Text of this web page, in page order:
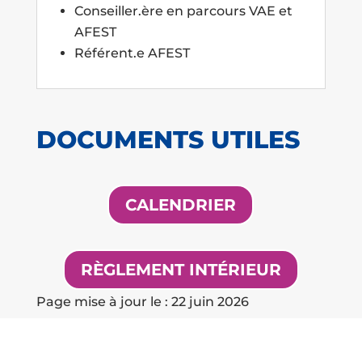
Conseiller.ère en parcours VAE et
AFEST
Référent.e AFEST
DOCUMENTS UTILES
CALENDRIER
RÈGLEMENT INTÉRIEUR
Page mise à jour le : 22 juin 2026